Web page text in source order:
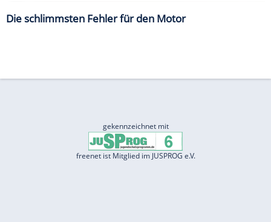
Die schlimmsten Fehler für den Motor
gekennzeichnet mit
freenet ist Mitglied im JUSPROG e.V.